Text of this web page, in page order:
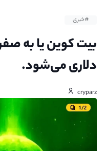
#خبری
دلاری می‌شود.
cryparz